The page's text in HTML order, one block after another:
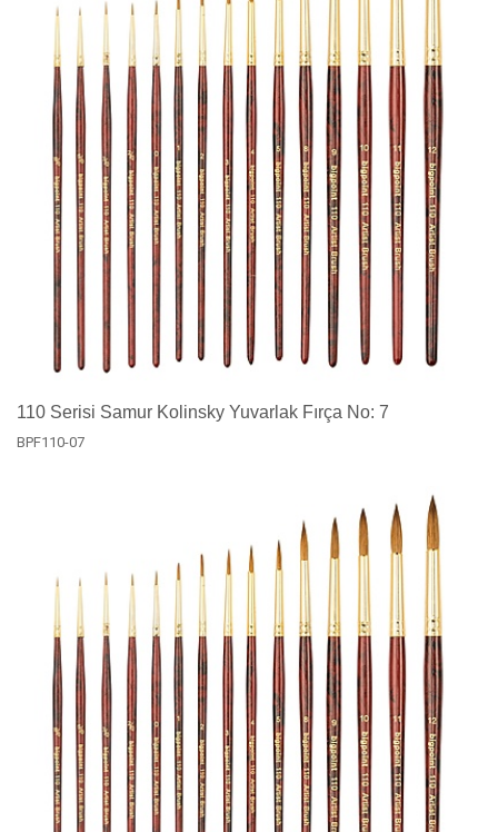
110 Serisi Samur Kolinsky Yuvarlak Fırça No: 7
BPF110-07